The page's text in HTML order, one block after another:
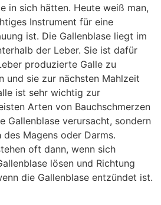
in sich hätten. Heute weiß man,
Instrument für eine
ist. Die Gallenblase liegt im
der Leber. Sie ist dafür
produzierte Galle zu
und sie zur nächsten Mahlzeit
ist sehr wichtig zur
Arten von Bauchschmerzen
Gallenblase verursacht, sondern
Magens oder Darms.
oft dann, wenn sich
lösen und Richtung
die Gallenblase entzündet ist.